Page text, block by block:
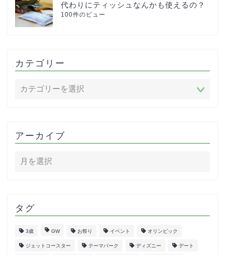
代わりにティッシュなんかも使えるの？
100件のビュー
カテゴリー
アーカイブ
タグ
3歳 GW お祭り イベント オリンピック
ジェットコースター テーマパーク ディズニー デート